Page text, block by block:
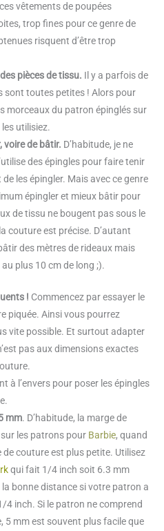
vêtements de poupées
trop fines pour ce genre de
risquent d’être trop
pièces de tissu. Il y a parfois de
sont toutes petites ! Alors pour
morceaux du patron épinglés sur
utilisiez.
voire de bâtir. D’habitude, je ne
des épingles pour faire tenir
les épingler. Mais avec ce genre
épingler et mieux bâtir pour
de tissu ne bougent pas sous le
couture est précise. D’autant
des mètres de rideaux mais
plus 10 cm de long ;).
! Commencez par essayer le
piquée. Ainsi vous pourrez
vite possible. Et surtout adapter
pas aux dimensions exactes
à l’envers pour poser les épingles
mm. D’habitude, la marge de
les patrons pour Barbie, quand
de couture est plus petite. Utilisez
qui fait 1/4 inch soit 6.3 mm
bonne distance si votre patron a
4 inch. Si le patron ne comprend
5 mm est souvent plus facile que